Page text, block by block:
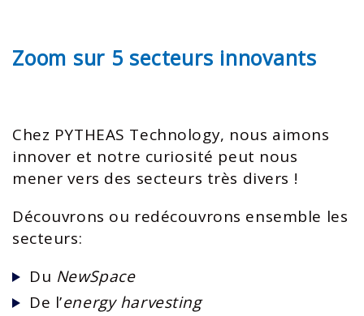
Zoom sur 5 secteurs innovants
Chez PYTHEAS Technology, nous aimons
innover et notre curiosité peut nous
mener vers des secteurs très divers !
Découvrons ou redécouvrons ensemble les
secteurs:
Du NewSpace
De l’energy harvesting